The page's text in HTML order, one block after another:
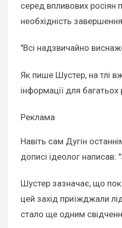
серед впливових росіян
необхідність
"Всі надзвичайно
Як пише Шустер, на тлі
інформації для
Реклама
Навіть сам Дугін
дописі ідеолог
Шустер зазначає, що
цей захід приїжджали
стало ще одним